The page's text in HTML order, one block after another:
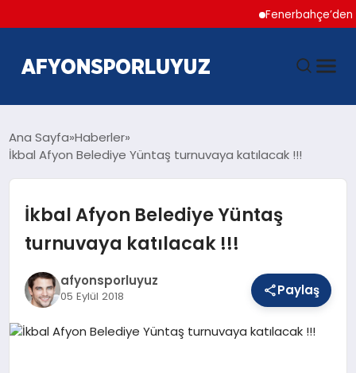
Fenerbahçe’den
AFYONSPOR
FUTBOL
Ana Sayfa Haberler
İkbal Afyon Belediye Yüntaş turnuvaya katılacak !!!
İkbal Afyon Belediye Yüntaş
turnuvaya katılacak !!!
afyonsporluyuz
05 Eylül 2018 Paylaş